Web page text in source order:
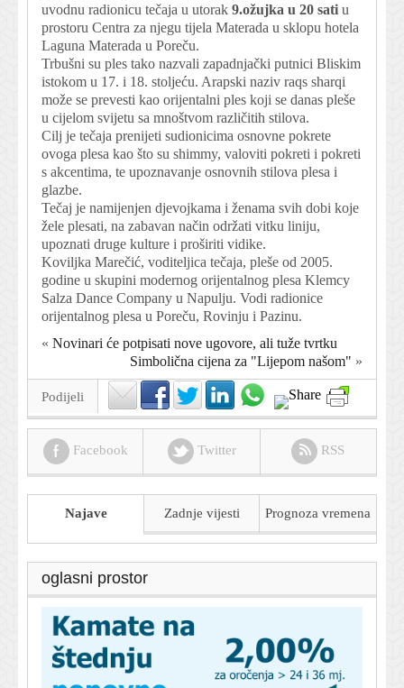
uvodnu radionicu tečaja u utorak 9.ožujka u 20 sati u
prostoru Centra za njegu tijela Materada u sklopu hotela
Laguna Materada u Poreču.
Trbušni su ples tako nazvali zapadnjački putnici Bliskim
istokom u 17. i 18. stoljeću. Arapski naziv raqs sharqi
može se prevesti kao orijentalni ples koji se danas pleše
u cijelom svijetu sa mnoštvom različitih stilova.
Cilj je tečaja prenijeti sudionicima osnovne pokrete
ovoga plesa kao što su shimmy, valoviti pokreti i pokreti
s akcentima, te upoznavanje osnovnih stilova plesa i
glazbe.
Tečaj je namijenjen djevojkama i ženama svih dobi koje
žele plesati, na zabavan način održati vitku liniju,
upoznati druge kulture i proširiti vidike.
Koviljka Marečić, voditeljica tečaja, pleše od 2005.
godine u skupini modernog orijentalnog plesa Klemcy
Salza Dance Company u Napulju. Vodi radionice
orijentalnog plesa u Poreču, Rovinju i Pazinu.
« Novinari će potpisati nove ugovore, ali tuže tvrtku
Simbolična cijena za "Lijepom našom" »
Podijeli
Facebook Twitter RSS
Najave Zadnje vijesti Prognoza vremena
oglasni prostor